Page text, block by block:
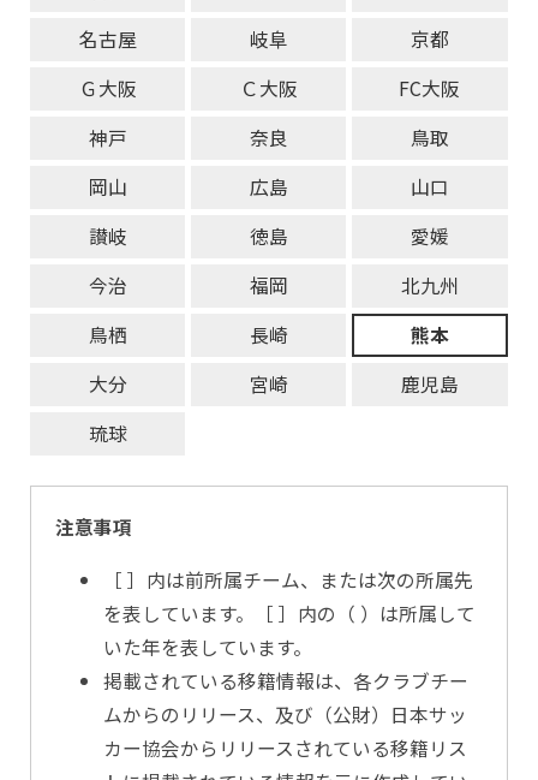
名古屋
岐阜
京都
Ｇ大阪
Ｃ大阪
FC大阪
神戸
奈良
鳥取
岡山
広島
山口
讃岐
徳島
愛媛
今治
福岡
北九州
鳥栖
長崎
熊本
大分
宮崎
鹿児島
琉球
注意事項
［ ］内は前所属チーム、または次の所属先
を表しています。［ ］内の（ ）は所属して
いた年を表しています。
掲載されている移籍情報は、各クラブチー
ムからのリリース、及び（公財）日本サッ
カー協会からリリースされている移籍リス